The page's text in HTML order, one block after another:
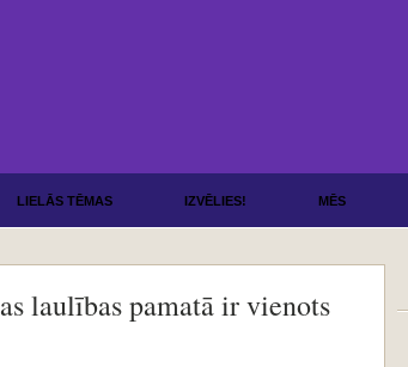
LIELĀS TĒMAS IZVĒLIES! MĒS
laulības pamatā ir vienots